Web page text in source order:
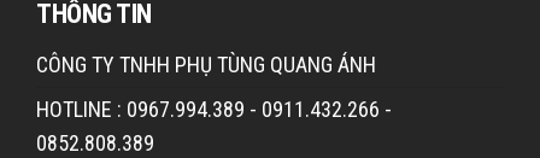
THÔNG TIN
CÔNG TY TNHH PHỤ TÙNG QUANG ÁNH
HOTLINE : 0967.994.389 - 0911.432.266 -
0852.808.389